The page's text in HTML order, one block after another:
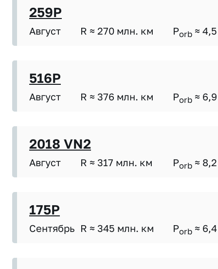
259P
Август R ≈ 270 млн. км Porb ≈ 4,5
516P
Август R ≈ 376 млн. км Porb ≈ 6,9
2018 VN2
Август R ≈ 317 млн. км Porb ≈ 8,2
175P
Сентябрь R ≈ 345 млн. км Porb ≈ 6,4